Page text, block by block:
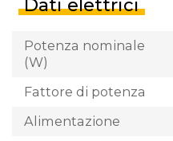
Dati elettrici
Potenza nominale
(W)
Fattore di potenza
Alimentazione